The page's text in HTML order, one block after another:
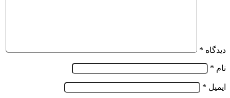
دیدگاه *
نام *
ایمیل *